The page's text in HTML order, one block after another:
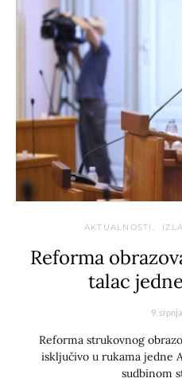
AKTUALNOSTI
Reforma
talac
9.
Reforma strukovnog
isključivo u rukama jedne
sudbinom